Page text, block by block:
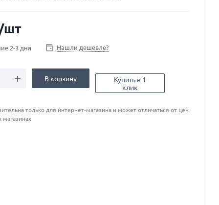
шт
2-3 дня Нашли дешевле?
В корзину
Купить в 1
клик
только для интернет-магазина и может отличаться от цен
магазинах